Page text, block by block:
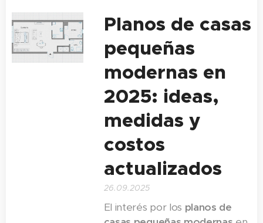
Planos de casas
pequeñas
modernas en
2025: ideas,
medidas y
costos
actualizados
26.09.2025
El interés por los planos de